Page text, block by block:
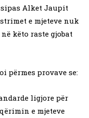
Alket Jaupit
e mjeteve nuk
këto raste gjobat
përmes provave se:
ligjore për
e mjeteve